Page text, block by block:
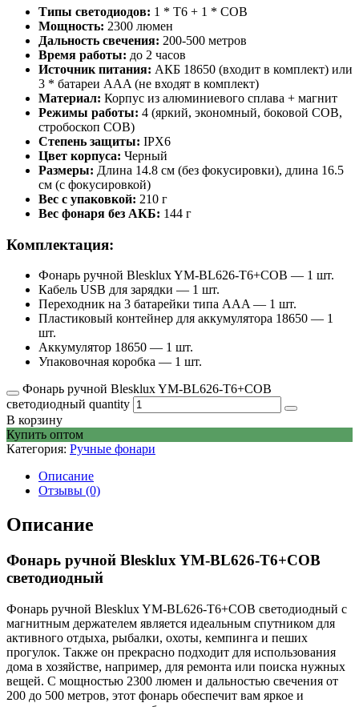
Типы светодиодов: 1 * T6 + 1 * COB
Мощность: 2300 люмен
Дальность свечения: 200-500 метров
Время работы: до 2 часов
Источник питания: АКБ 18650 (входит в комплект) или
3 * батареи AAA (не входят в комплект)
Материал: Корпус из алюминиевого сплава + магнит
Режимы работы: 4 (яркий, экономный, боковой COB,
стробоскоп COB)
Степень защиты: IPX6
Цвет корпуса: Черный
Размеры: Длина 14.8 см (без фокусировки), длина 16.5
см (с фокусировкой)
Вес с упаковкой: 210 г
Вес фонаря без АКБ: 144 г
Комплектация:
Фонарь ручной Blesklux YM-BL626-T6+COB — 1 шт.
Кабель USB для зарядки — 1 шт.
Переходник на 3 батарейки типа AAA — 1 шт.
Пластиковый контейнер для аккумулятора 18650 — 1
шт.
Аккумулятор 18650 — 1 шт.
Упаковочная коробка — 1 шт.
Фонарь ручной Blesklux YM-BL626-T6+COB
светодиодный quantity
В корзину
Купить оптом
Категория: Ручные фонари
Описание
Отзывы (0)
Описание
Фонарь ручной Blesklux YM-BL626-T6+COB
светодиодный
Фонарь ручной Blesklux YM-BL626-T6+COB светодиодный с
магнитным держателем является идеальным спутником для
активного отдыха, рыбалки, охоты, кемпинга и пеших
прогулок. Также он прекрасно подходит для использования
дома в хозяйстве, например, для ремонта или поиска нужных
вещей. С мощностью 2300 люмен и дальностью свечения от
200 до 500 метров, этот фонарь обеспечит вам яркое и